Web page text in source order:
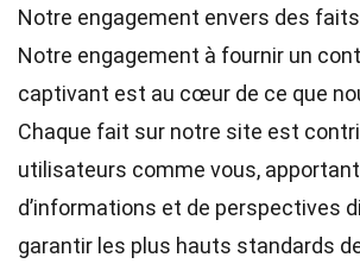
Notre engagement envers des
Notre engagement à fournir un
captivant est au cœur de ce que
Chaque fait sur notre site est
utilisateurs comme vous,
d’informations et de perspectives
garantir les plus hauts standards